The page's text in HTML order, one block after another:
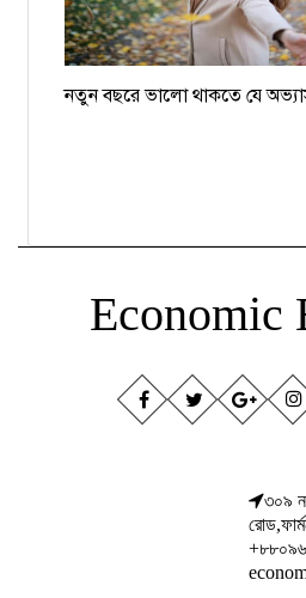
নতুন বছরে ভালো থাকতে যে
Economic
৩০৯